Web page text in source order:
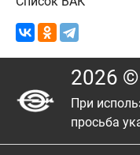
2026
При
просьба